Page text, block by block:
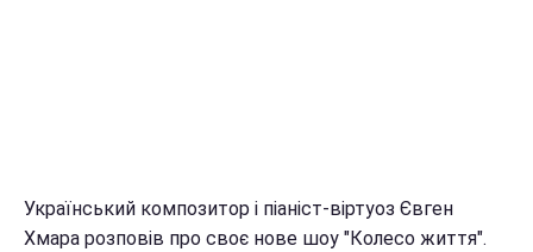
Український композитор і піаніст-віртуоз Євген
Хмара розповів про своє нове шоу "Колесо життя".